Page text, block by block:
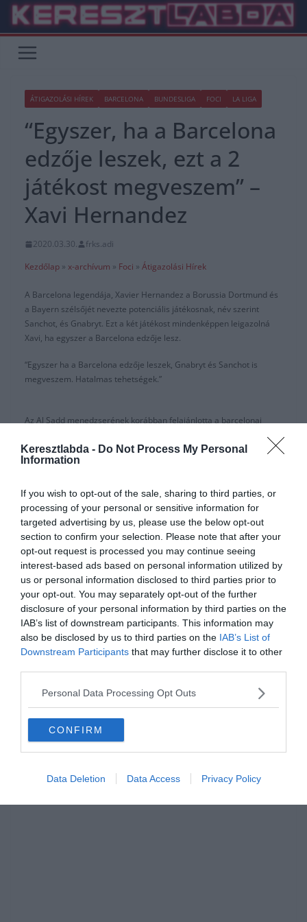
Keresztlabda - Do Not Process My Personal
Information
If you wish to opt-out of the sale, sharing to third parties, or
processing of your personal or sensitive information for
targeted advertising by us, please use the below opt-out
section to confirm your selection. Please note that after your
opt-out request is processed you may continue seeing
interest-based ads based on personal information utilized by
us or personal information disclosed to third parties prior to
your opt-out. You may separately opt-out of the further
disclosure of your personal information by third parties on the
IAB’s list of downstream participants. This information may
also be disclosed by us to third parties on the IAB’s List of
Downstream Participants that may further disclose it to other
Personal Data Processing Opt Outs
CONFIRM
Data Deletion Data Access Privacy Policy
Skip
content
ÁTIGAZOLÁSI HÍREK BARCELONA BUNDESLIGA FOCI LA LIGA
“Egyszer, ha a Barcelona
edzője leszek, ezt a 2
játékost megveszem” –
Xavi Hernandez
2020.03.30.
frks.adi
Kezdőlap » x-archívum » Foci » Átigazolási Hírek
A Barcelona legendája, Xavier Hernandez a Borussia Dortmund és
a Bayern szélsőjét nevezte potenciális játékosnak, név szerint
Sanchot, és Gnabryt. Ezt a két játékost mindenképpen leigazolná
Xavi, ha egyszer a Barcelona edzője lesz.
“Egyszer ha a Barcelona edzője leszek, Gnabryt és Sanchot is
megveszem. Hatalmas tehetségek.”
Az Al Sadd menedzserének korábban felajánlotta a barcelonai
szereplését, ám később ez megváltozott. Xavi meggondolta magát,
úgy vélve még túl korai lenne ilyen nagy kalandba vágni.
hogy továbbra is érdekli a barcelonai szerep.
“Nyilvánvaló, hogy vissza akarok térni Barcelonába, nagyon izgatott
vagyok. Láttam magam menedzserként, és úgy hiszem plusz dolgot
tudnék vinni a csapatba, a játékba. Láttom magam egy jövőbeli
projektben, ami remélem sikeressé teszi a Barcelonát, és engem is.
Nullától indultam és a döntés csak is az enyém volt.” – Xavi
Xavi elmondta, hogy ezekkel a jelenleg is a Barcelonaban focizó
játékosokkal szeretne majd együtt dolgozni:
Jordi Alba
Gerard Pique
Sergio Busquets
De Jong
Lionel Messi